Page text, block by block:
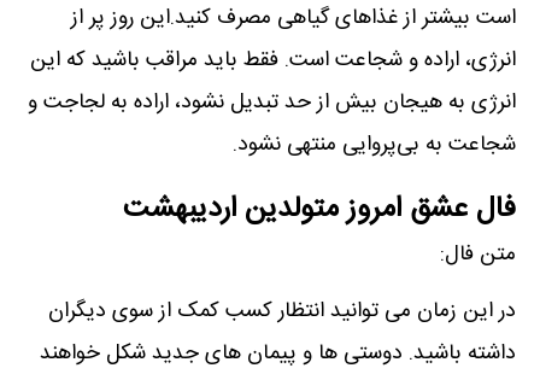
است بیشتر از غذاهای گیاهی مصرف کنید.این روز پر از
انرژی، اراده و شجاعت است. فقط باید مراقب باشید که این
انرژی به هیجان بیش از حد تبدیل نشود، اراده به لجاجت و
شجاعت به بی‌پروایی منتهی نشود.
فال عشق امروز متولدین اردیبهشت
متن فال:
در این زمان می توانید انتظار کسب کمک از سوی دیگران
داشته باشید. دوستی ھا و پیمان ھای جدید شکل خواھند